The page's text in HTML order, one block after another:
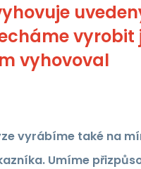
vyrobit
vyhovoval
vyrábíme také na
Umíme